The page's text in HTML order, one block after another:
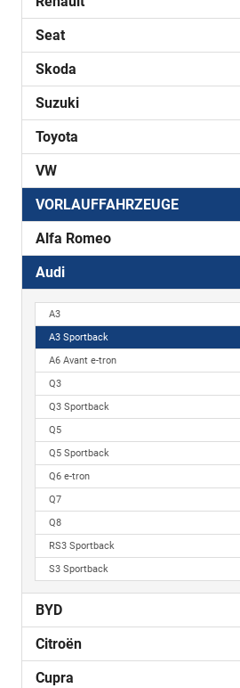
Seat
Skoda
Suzuki
Toyota
VW
VORLAUFFAHRZEUGE
Alfa Romeo
Audi
A3
A3 Sportback
A6 Avant e-tron
Q3
Q3 Sportback
Q5
Q5 Sportback
Q6 e-tron
Q7
Q8
RS3 Sportback
S3 Sportback
BYD
Citroën
Cupra